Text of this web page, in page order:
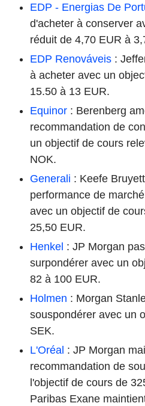
EDP - Energias De
d'acheter à conserver
réduit de 4,70 EUR à
EDP Renováveis :
à acheter avec un
15.50 à 13 EUR.
Equinor : Berenberg
recommandation de
un objectif de cours
NOK.
Generali : Keefe
performance de
avec un objectif de
25,50 EUR.
Henkel : JP Morgan
surpondérer avec un
82 à 100 EUR.
Holmen : Morgan
souspondérer avec un
SEK.
L'Oréal : JP Morgan
recommandation de
l'objectif de cours de
Paribas Exane